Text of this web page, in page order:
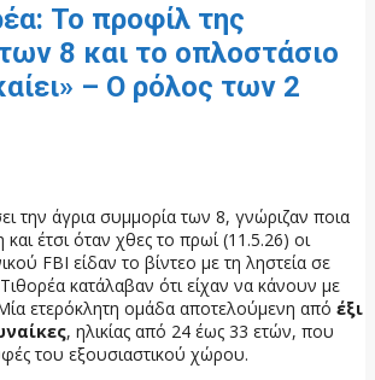
Το προφίλ της
8 και το οπλοστάσιο
– Ο ρόλος των 2
την άγρια συμμορία των 8, γνώριζαν ποια
και έτσι όταν χθες το πρωί (11.5.26) οι
FBI είδαν το βίντεο με τη ληστεία σε
κατάλαβαν ότι είχαν να κάνουν με
ετερόκλητη ομάδα αποτελούμενη από έξι
, ηλικίας από 24 έως 33 ετών, που
του εξουσιαστικού χώρου.